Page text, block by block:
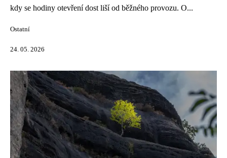
kdy se hodiny otevření dost liší od běžného provozu. O...
Ostatní
24. 05. 2026